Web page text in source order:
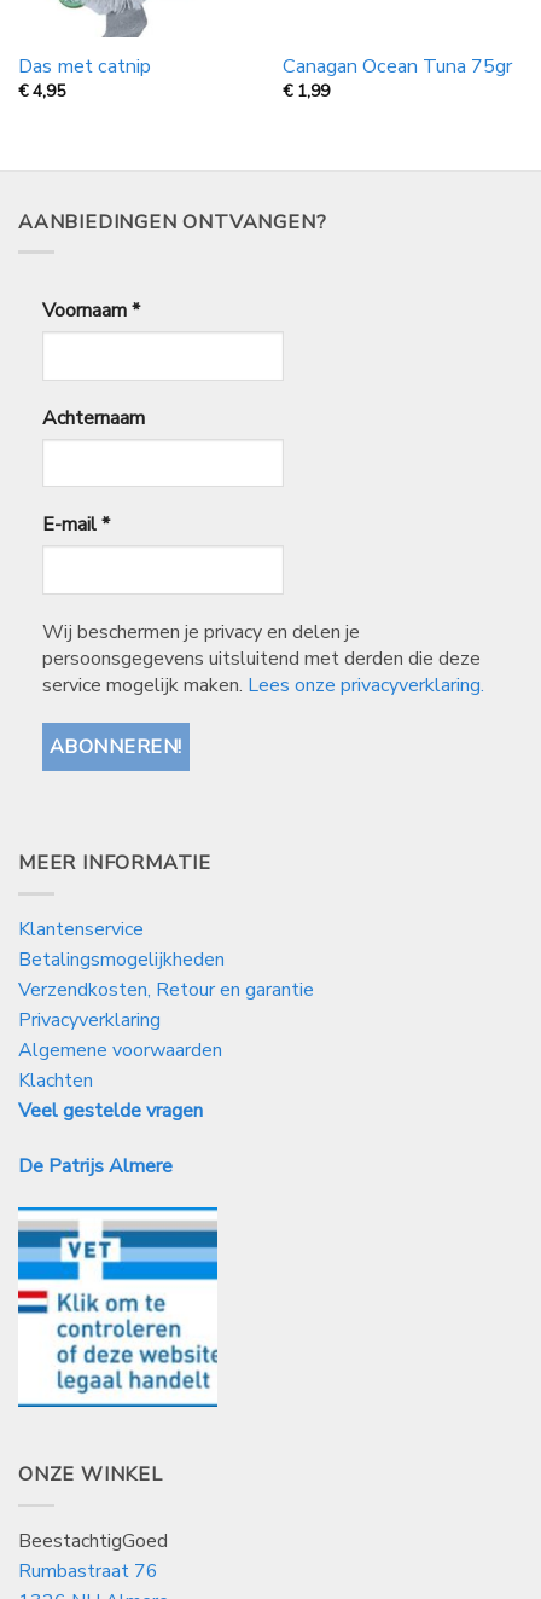
Das met catnip
€4,95
Canagan Ocean Tuna 75gr
€ 1,99
AANBIEDINGEN ONTVANGEN?
Voornaam*
Achternaam
E-mail*
Wij beschermen je privacy en delen je
persoonsgegevens uitsluitend met derden die deze
service mogelijk maken. Lees onze privacyverklaring.
MEER INFORMATIE
Klantenservice
Betalingsmogelijkheden
Verzendkosten, Retour en garantie
Privacyverklaring
Algemene voorwaarden
Klachten
Veel gestelde vragen
De Patrijs Almere
ONZE WINKEL
BeestachtigGoed
Rumbastraat 76